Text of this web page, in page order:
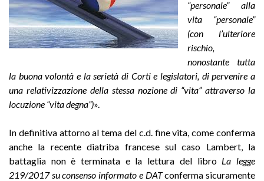
“personale” alla
vita “personale”
(con l’ulteriore
rischio,
nonostante tutta
la buona volontà e la serietà di Corti e legislatori, di pervenire a
una relativizzazione della stessa nozione di “vita” attraverso la
locuzione “vita degna”)».
In definitiva attorno al tema del c.d. fine vita, come conferma
anche la recente diatriba francese sul caso Lambert, la
battaglia non è terminata e la lettura del libro La legge
219/2017 su consenso informato e DATconferma sicuramente